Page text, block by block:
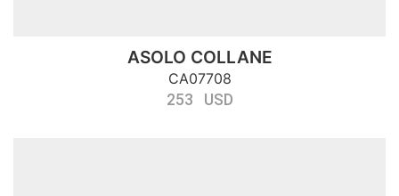
ASOLO COLLANE
CA07708
253 USD